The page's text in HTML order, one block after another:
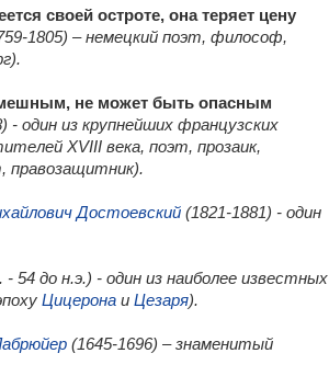
своей остроте, она теряет цену
1805) – немецкий поэт, философ,
не может быть опасным
- один из крупнейших французских
XVIII века, поэт, прозаик,
правозащитник).
Достоевский (1821-1881) - один
- 54 до н.э.) - один из наиболее известных
Цицерона и Цезаря).
(1645-1696) – знаменитый